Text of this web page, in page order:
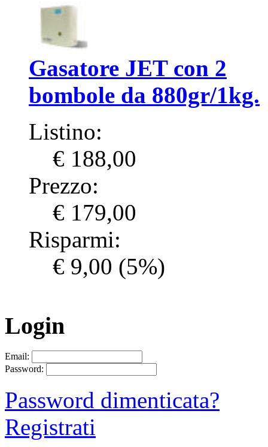
Gasatore JET con 2
bombole da 880gr/1kg.
Listino:
€ 188,00
Prezzo:
€ 179,00
Risparmi:
€ 9,00 (5%)
Login
Email:
Password:
Password dimenticata?
Registrati